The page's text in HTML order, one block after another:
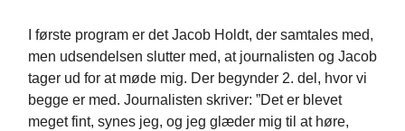
I første program er det Jacob Holdt, der samtales med,
men udsendelsen slutter med, at journalisten og Jacob
tager ud for at møde mig. Der begynder 2. del, hvor vi
begge er med. Journalisten skriver: ”Det er blevet
meget fint, synes jeg, og jeg glæder mig til at høre,